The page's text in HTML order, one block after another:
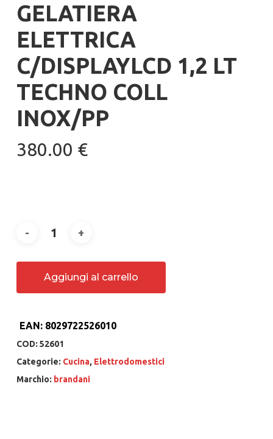
GELATIERA
ELETTRICA
C/DISPLAYLCD 1,2 LT
TECHNO COLL
INOX/PP
380.00 €
Aggiungi al carrello
EAN: 8029722526010
COD: 52601
Categorie: Cucina, Elettrodomestici
Marchio: brandani